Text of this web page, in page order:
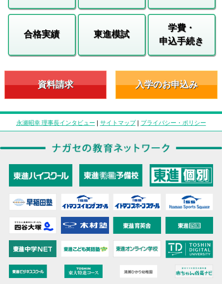
合格実績 東進模試
学費・
申込手続き
資料請求 入学のお申込み
永瀬昭幸 理事長インタビュー | サイトマップ| プライバシー・ポリシー